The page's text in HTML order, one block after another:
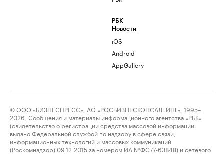
РБК
Новости
iOS
Android
AppGallery
© ООО «БИЗНЕСПРЕСС», АО «РОСБИЗНЕСКОНСАЛТИНГ», 1995–
2026. Сообщения и материалы информационного агентства «РБК»
(свидетельство о регистрации средства массовой информации
выдано Федеральной службой по надзору в сфере связи,
информационных технологий и массовых коммуникаций
(Роскомнадзор) 09.12.2015 за номером ИА №ФС77-63848) и сетевого